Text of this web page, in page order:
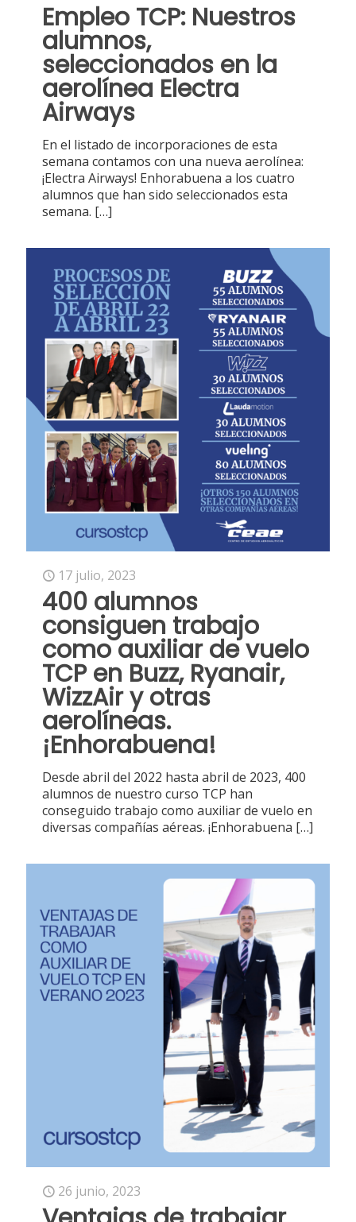
Empleo TCP: Nuestros
alumnos,
seleccionados en la
aerolínea Electra
Airways
En el listado de incorporaciones de esta
semana contamos con una nueva aerolínea:
¡Electra Airways! Enhorabuena a los cuatro
alumnos que han sido seleccionados esta
semana. […]
17 julio, 2023
400 alumnos
consiguen trabajo
como auxiliar de vuelo
TCP en Buzz, Ryanair,
WizzAir y otras
aerolíneas.
¡Enhorabuena!
Desde abril del 2022 hasta abril de 2023, 400
alumnos de nuestro curso TCP han
conseguido trabajo como auxiliar de vuelo en
diversas compañías aéreas. ¡Enhorabuena […]
26 junio, 2023